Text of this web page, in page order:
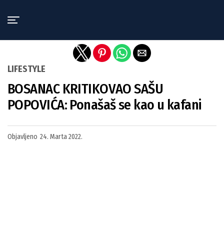
LIFESTYLE
BOSANAC KRITIKOVAO SAŠU
POPOVIĆA: Ponašaš se kao u kafani
Objavljeno 24. Marta 2022.